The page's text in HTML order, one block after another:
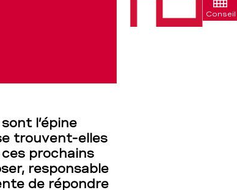
Conseil
l’épine
trouvent-elles
prochains
responsable
de répondre